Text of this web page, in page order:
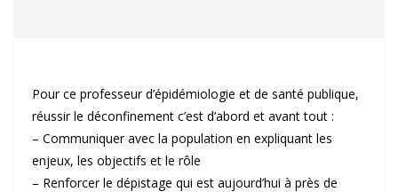
Pour ce professeur d’épidémiologie et de santé publique,
réussir le déconfinement c’est d’abord et avant tout :
– Communiquer avec la population en expliquant les
enjeux, les objectifs et le rôle
– Renforcer le dépistage qui est aujourd’hui à près de